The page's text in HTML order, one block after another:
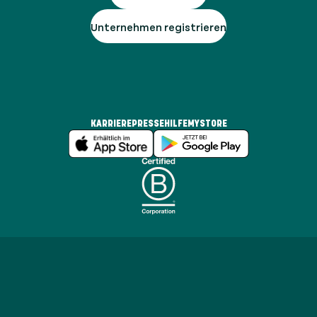
Unternehmen registrieren
KARRIEREPRESSEHILFEMYSTORE